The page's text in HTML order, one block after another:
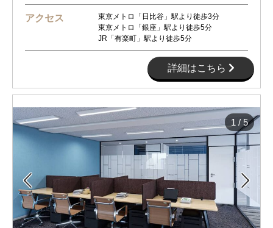
アクセス
東京メトロ「日比谷」駅より徒歩3分
東京メトロ「銀座」駅より徒歩5分
JR「有楽町」駅より徒歩5分
詳細はこちら
 
1 / 5